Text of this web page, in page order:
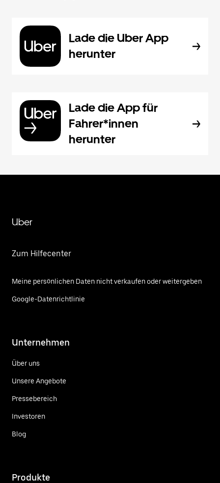
Lade die Uber App
herunter
Lade die App für
Fahrer*innen
herunter
Uber
Zum Hilfecenter
Meine persönlichen Daten nicht verkaufen oder weitergeben
Google-Datenrichtlinie
Unternehmen
Über uns
Unsere Angebote
Pressebereich
Investoren
Blog
Produkte